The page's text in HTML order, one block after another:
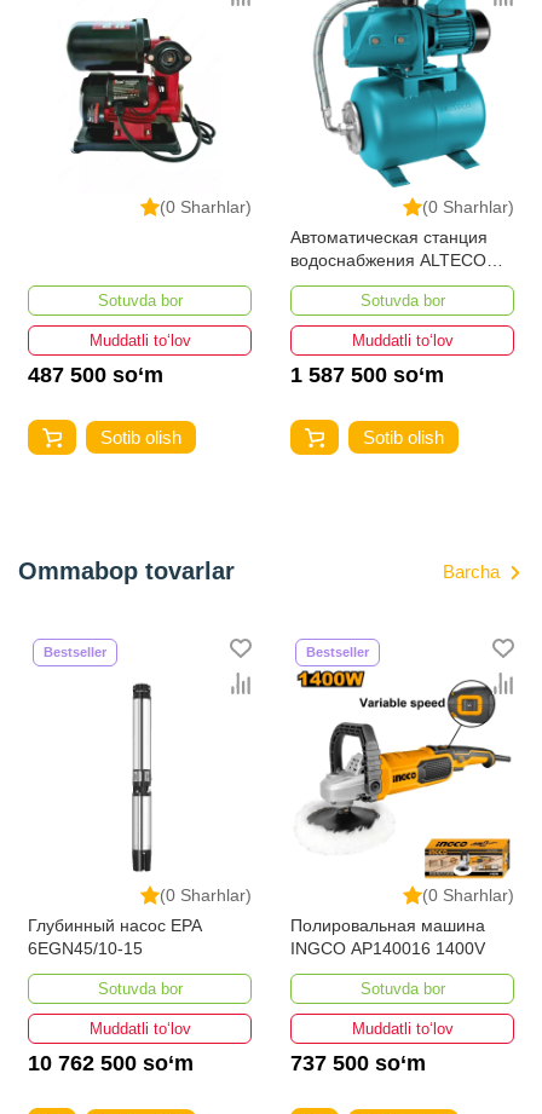
(0 Sharhlar)
Sotuvda bor
Muddatli to‘lov
487 500 so‘m
Sotib olish
(0 Sharhlar)
Автоматическая станция
водоснабжения ALTECO
АВН 900
Sotuvda bor
Muddatli to‘lov
1 587 500 so‘m
Sotib olish
Ommabop tovarlar Barcha
(0 Sharhlar)
Bestseller
Глубинный насос EPA
6EGN45/10-15
Sotuvda bor
Muddatli to‘lov
10 762 500 so‘m
(0 Sharhlar)
Bestseller
Полировальная машина
INGCO AP140016 1400V
Sotuvda bor
Muddatli to‘lov
737 500 so‘m